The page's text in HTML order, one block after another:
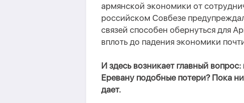
армянской экономики от
российском Совбезе
связей способен обернуться для
вплоть до падения экономики
И здесь возникает главный
Еревану подобные потери? Пока
дает.